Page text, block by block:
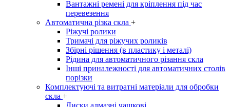
Вантажні ремені для кріплення під час
перевезення
Автоматична різка скла +
Ріжучі ролики
Тримачі для ріжучих роликів
Збірні рішення (в пластику і металі)
Рідина для автоматичного різання скла
Інші приналежності для автоматичних столів
порізки
Комплектуючі та витратні матеріали для обробки
скла +
Диски алмазні чашкові